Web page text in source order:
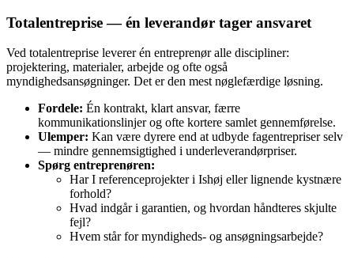
Totalentreprise — én leverandør tager ansvaret
Ved totalentreprise leverer én entreprenør alle discipliner:
projektering, materialer, arbejde og ofte også
myndighedsansøgninger. Det er den mest nøglefærdige løsning.
Fordele: Én kontrakt, klart ansvar, færre
kommunikationslinjer og ofte kortere samlet gennemførelse.
Ulemper: Kan være dyrere end at udbyde fagentrepriser selv
— mindre gennemsigtighed i underleverandørpriser.
Spørg entreprenøren:
Har I referenceprojekter i Ishøj eller lignende kystnære
forhold?
Hvad indgår i garantien, og hvordan håndteres skjulte
fejl?
Hvem står for myndigheds‑ og ansøgningsarbejde?